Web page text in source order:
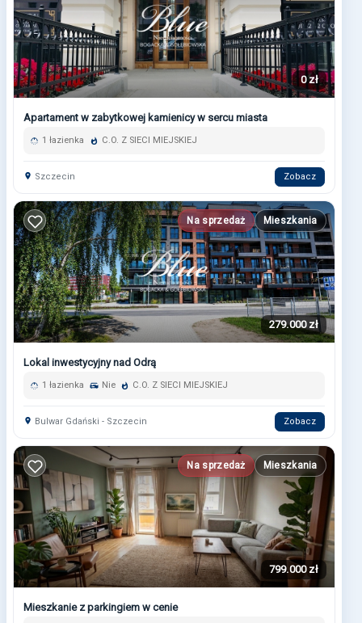
0 zł
Apartament w zabytkowej kamienicy w sercu miasta
1 łazienka C.O. Z SIECI MIEJSKIEJ
Szczecin Zobacz
Na sprzedaż Mieszkania
279.000 zł
Lokal inwestycyjny nad Odrą
1 łazienka Nie C.O. Z SIECI MIEJSKIEJ
Bulwar Gdański - Szczecin Zobacz
Na sprzedaż Mieszkania
799.000 zł
Mieszkanie z parkingiem w cenie